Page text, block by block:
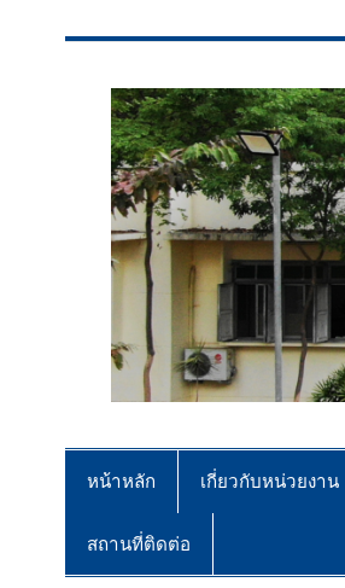
หน้าหลัก เกี่ยวกับหน่วยงาน
สถานที่ติดต่อ